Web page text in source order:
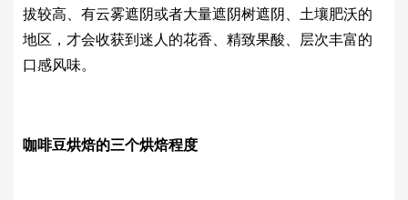
拔较高、有云雾遮阴或者大量遮阴树遮阴、土壤肥沃的
地区，才会收获到迷人的花香、精致果酸、层次丰富的
口感风味。
咖啡豆烘焙的三个烘焙程度